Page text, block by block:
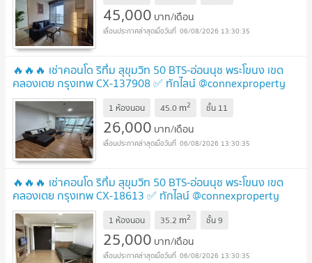
45,000 บาท/เดือน
06/08/2026 13:30:35
🔥🔥🔥 เช่าคอนโด ริทึ่ม สุขุมวิท 50 BTS-อ่อนนุช พระโขนง เขต
คลองเตย กรุงเทพ CX-137908 ✅ ทักไลน์ @connexproperty
ตอบทันที ทีมงานมืออาชีพ ✅ 🔥🔥🔥
1 ห้องนอน 45.0 m2 ชั้น 11
26,000 บาท/เดือน
06/08/2026 13:30:35
🔥🔥🔥 เช่าคอนโด ริทึ่ม สุขุมวิท 50 BTS-อ่อนนุช พระโขนง เขต
คลองเตย กรุงเทพ CX-18613 ✅ ทักไลน์ @connexproperty
ตอบทันที ทีมงานมืออาชีพ ✅ 🔥🔥🔥
1 ห้องนอน 35.2 m2 ชั้น9
25,000 บาท/เดือน
06/08/2026 13:30:35